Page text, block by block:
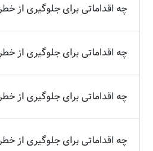
چه اقداماتی برای جلوگیری از
چه اقداماتی برای جلوگیری از
چه اقداماتی برای جلوگیری از
چه اقداماتی برای جلوگیری از